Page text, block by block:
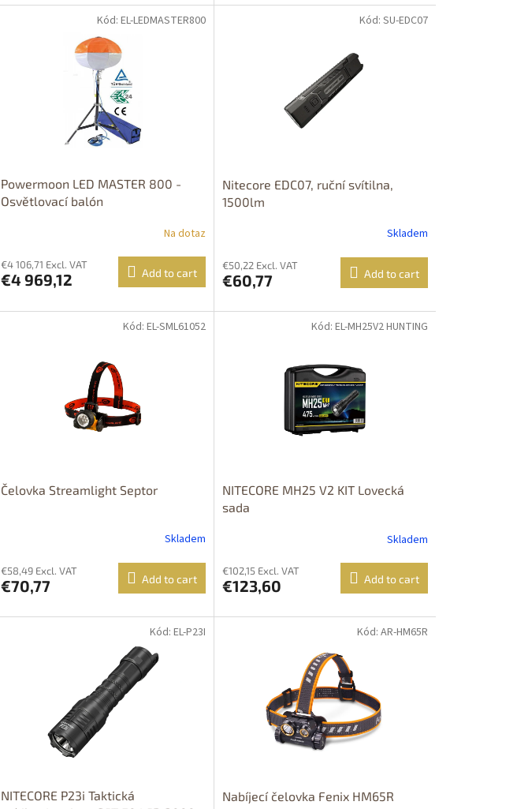
Powermoon LED MASTER 800 -
Osvětlovací balón
Na dotaz
€4 106,71 Excl. VAT
€4 969,12 Add to cart
Kód: EL-LEDMASTER800
Nitecore EDC07, ruční svítilna,
1500lm
Skladem
€50,22 Excl. VAT
€60,77 Add to cart
Kód: SU-EDC07
Čelovka Streamlight Septor
Skladem
€58,49 Excl. VAT
€70,77 Add to cart
Kód: EL-SML61052
NITECORE MH25 V2 KIT Lovecká
sada
Skladem
€102,15 Excl. VAT
€123,60 Add to cart
Kód: EL-MH25V2 HUNTING
NITECORE P23i Taktická
Kód: EL-P23I
Dostupnost 24h
Nabíjecí čelovka Fenix HM65R
Kód: AR-HM65R